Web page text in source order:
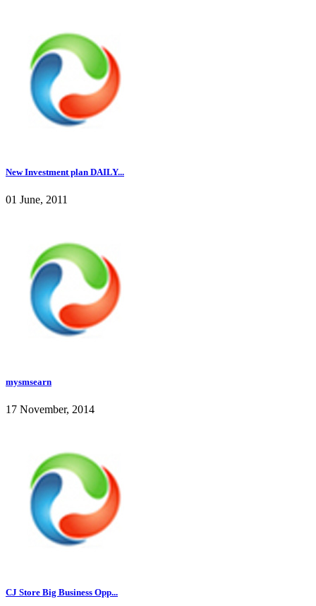
New Investment plan DAILY...
01 June, 2011
mysmsearn
17 November, 2014
CJ Store Big Business Opp...